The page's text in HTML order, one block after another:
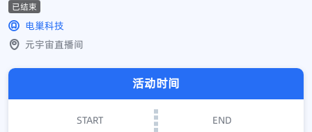
已结束
电巢科技
元宇宙直播间
活动时间
START END